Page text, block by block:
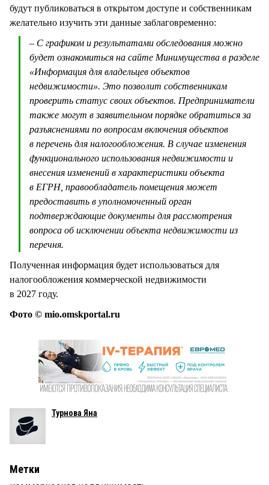
будут публиковаться в открытом доступе и собственникам
желательно изучить эти данные заблаговременно:
– С графиком и результатами обследования можно
будет ознакомиться на сайте Минимущества в разделе
«Информация для владельцев объектов
недвижимости». Это позволит собственникам
проверить статус своих объектов. Предприниматели
также могут в заявительном порядке обратиться за
разъяснениями по вопросам включения объектов
в перечень для налогообложения. В случае изменения
функционального использования недвижимости и
внесения изменений в характеристики объекта
в ЕГРН, правообладатель помещения может
предоставить в уполномоченный орган
подтверждающие документы для рассмотрения
вопроса об исключении объекта недвижимости из
перечня.
Полученная информация будет использоваться для
налогообложения коммерческой недвижимости
в 2027 году.
Фото © mio.omskportal.ru
Турнова Яна
Метки